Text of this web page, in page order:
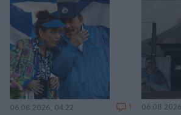
06.08.2026, 04:22 1